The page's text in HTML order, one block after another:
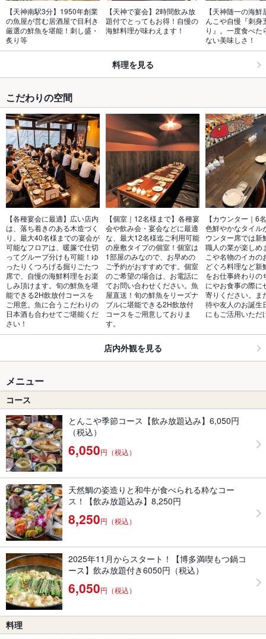
【天神南駅3分】1950年創業
の魚屋が営む居酒屋で目利き
厳選の鮮魚を堪能！刺し盛・
炙り等
【天神で宴会】2時間飲み放
題付でとってもお得！自慢の
海鮮料理が味わえます！
【天神随一の海
んこや自慢『刺身
り』。一度食べた
ない美味しさ！
料理を見る
こだわりの空間
【各種宴会に最適】広い店内
は、落ち着きのある木造づく
り。最大40名様までの宴会が
可能なフロアは、暖簾で仕切
ってグループ分けも可能！ゆ
ったりくつろげる掘りごたつ
席で、自慢の海鮮料理をお楽
しみ頂けます。旬の鮮魚を堪
能できる2H飲放付コースを
ご用意。魚に合うこだわりの
日本酒も合わせてご堪能くだ
さい！
【個室｜12名様まで】各種宴
会や飲み会・宴会などに最適
な、最大12名様迄ご利用可能
の座敷タイプの個室！個室は
1部屋のみなので、お早めの
ご予約がおすすめです。個室
のご希望の場合は、お電話に
てお問い合わせください。魚
屋直送！旬の鮮魚をリーズナ
ブルに堪能できる2H飲放付
コースをご用意しておりま
す。
【カウンター｜6
色鮮やかなタイル
ウンター席では新
職人の業が楽しめ
こや名物のイカの
どぐろ料理など新
をお仕事終わりの
にやお食事の際に
寄りください。ま
待や友人のお誕生
にもご活用いただ
店内外観を見る
メニュー
コース
とんこや季節コース【飲み放題込み】6,050円
（税込）
6,050円（税込）
天然鯛の姿造りと和牛が食べられる粋なコー
ス！【飲み放題込み】8,250円
8,250円（税込）
2025年11月からスタート！【博多満喫もつ鍋コ
ース】飲み放題付き6050円（税込）
6,050円（税込）
料理